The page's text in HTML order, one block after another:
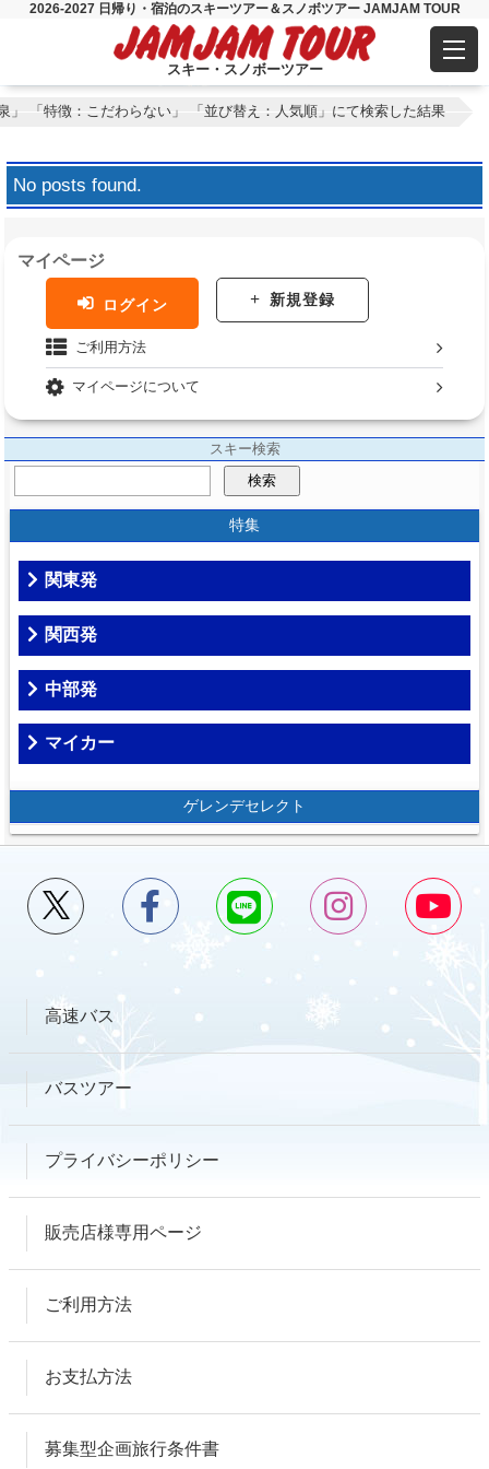
2026-2027 日帰り・宿泊のスキーツアー＆スノボツアー JAMJAM TOUR
スキー・スノボーツアー
「特徴：こだわらない」 「並び替え：人気順」にて検索した結果
No posts found.
マイページ
ログイン 新規登録
ご利用方法
マイページについて
スキー検索
検索
特集
関東発
関西発
中部発
マイカー
ゲレンデセレクト
高速バス
バスツアー
プライバシーポリシー
販売店様専用ページ
ご利用方法
お支払方法
募集型企画旅行条件書